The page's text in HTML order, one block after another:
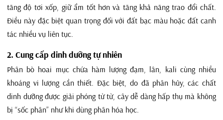
tăng độ tơi xốp, giữ ẩm tốt hơn và tăng khả năng trao đổi chất.
Điều này đặc biệt quan trọng đối với đất bạc màu hoặc đất canh
tác nhiều vụ liên tục.
2. Cung cấp dinh dưỡng tự nhiên
Phân bò hoai mục chứa hàm lượng đạm, lân, kali cùng nhiều
khoáng vi lượng cần thiết. Đặc biệt, do đã phân hủy, các chất
dinh dưỡng được giải phóng từ từ, cây dễ dàng hấp thụ mà không
bị “sốc phân” như khi dùng phân hóa học.